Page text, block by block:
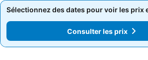
Sélectionnez des dates pour voir les prix
Consulter les prix
Sélectionnez des dates pour voir les prix
Consulter les prix